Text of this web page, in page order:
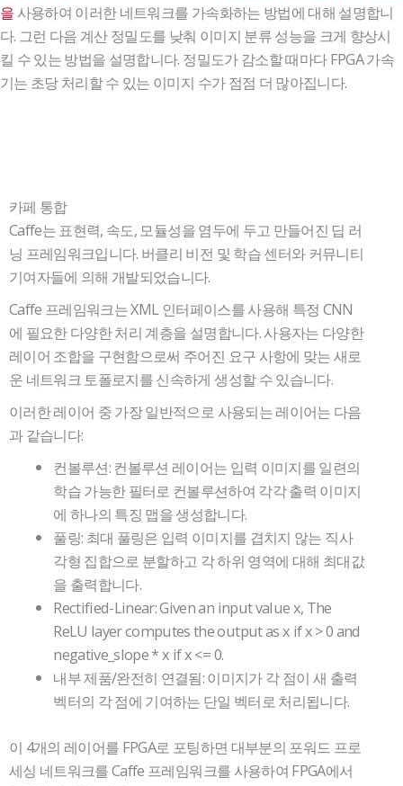
을 사용하여 이러한 네트워크를 가속화하는 방법에 대해 설명합니
다. 그런 다음 계산 정밀도를 낮춰 이미지 분류 성능을 크게 향상시
킬 수 있는 방법을 설명합니다. 정밀도가 감소할 때마다 FPGA 가속
기는 초당 처리할 수 있는 이미지 수가 점점 더 많아집니다.
카페 통합
Caffe는 표현력, 속도, 모듈성을 염두에 두고 만들어진 딥 러
닝 프레임워크입니다. 버클리 비전 및 학습 센터와 커뮤니티
기여자들에 의해 개발되었습니다.
Caffe 프레임워크는 XML 인터페이스를 사용해 특정 CNN
에 필요한 다양한 처리 계층을 설명합니다. 사용자는 다양한
레이어 조합을 구현함으로써 주어진 요구 사항에 맞는 새로
운 네트워크 토폴로지를 신속하게 생성할 수 있습니다.
이러한 레이어 중 가장 일반적으로 사용되는 레이어는 다음
과 같습니다:
컨볼루션: 컨볼루션 레이어는 입력 이미지를 일련의
학습 가능한 필터로 컨볼루션하여 각각 출력 이미지
에 하나의 특징 맵을 생성합니다.
풀링: 최대 풀링은 입력 이미지를 겹치지 않는 직사
각형 집합으로 분할하고 각 하위 영역에 대해 최대값
을 출력합니다.
Rectified-Linear: Given an input value x, The
ReLU layer computes the output as x if x > 0 and
negative_slope * x if x <= 0.
내부 제품/완전히 연결됨: 이미지가 각 점이 새 출력
벡터의 각 점에 기여하는 단일 벡터로 처리됩니다.
이 4개의 레이어를 FPGA로 포팅하면 대부분의 포워드 프로
세싱 네트워크를 Caffe 프레임워크를 사용하여 FPGA에서